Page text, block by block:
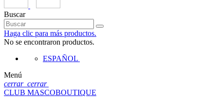
Buscar
Haga clic para más productos.
No se encontraron productos.
ESPAÑOL
Menú
cerrar cerrar
CLUB MASCOBOUTIQUE